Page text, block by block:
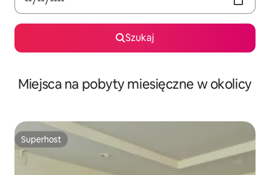
Szukaj
Miejsca na pobyty miesięczne w okolicy
Superhost
Superhost